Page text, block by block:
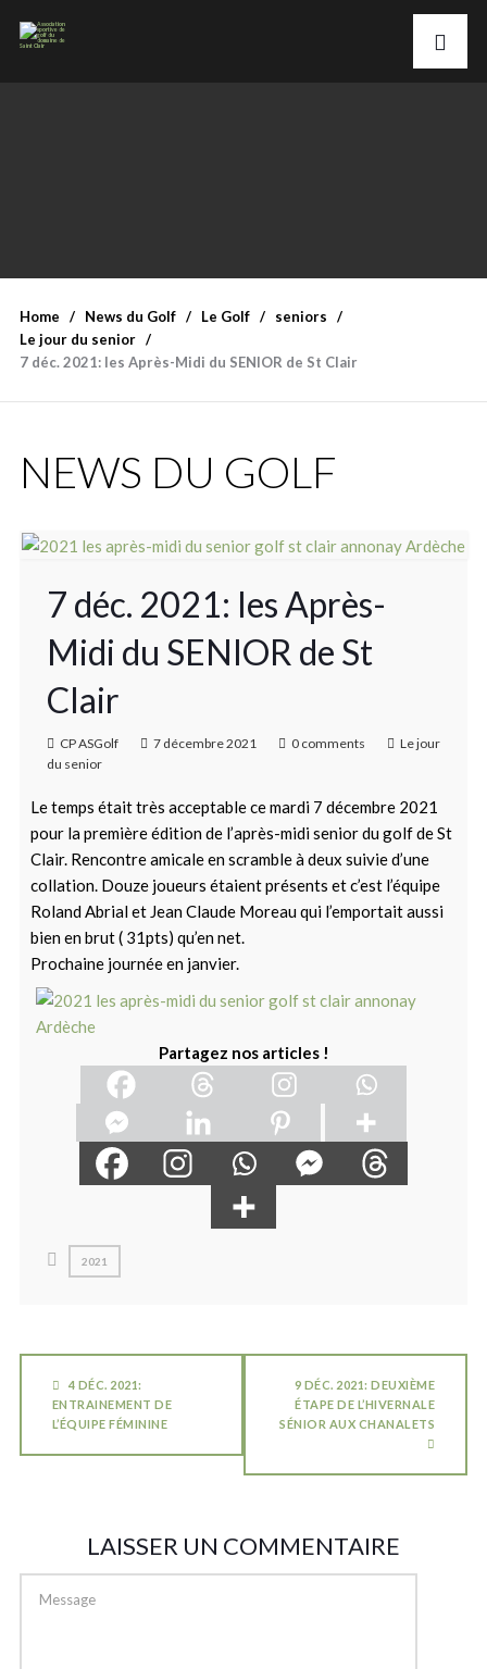
Home News du Golf Le Golf
seniors
Le jour du senior
7 déc. 2021: les Après-Midi du SENIOR de St Clair
NEWS DU GOLF
7 déc. 2021: les Après-
Midi du SENIOR de St
Clair
CP ASGolf 7 décembre 2021 0 comments
Le jour
du senior
Le temps était très acceptable ce mardi 7 décembre 2021
pour la première édition de l’après-midi senior du golf de St
Clair. Rencontre amicale en scramble à deux suivie d’une
collation. Douze joueurs étaient présents et c’est l’équipe
Roland Abrial et Jean Claude Moreau qui l’emportait aussi
bien en brut ( 31pts) qu’en net.
Prochaine journée en janvier.
Partagez nos articles !
2021
4 DÉC. 2021:
ENTRAINEMENT DE
L’ÉQUIPE FÉMININE
9 DÉC. 2021: DEUXIÈME
ÉTAPE DE L’HIVERNALE
SÉNIOR AUX CHANALETS
LAISSER UN COMMENTAIRE